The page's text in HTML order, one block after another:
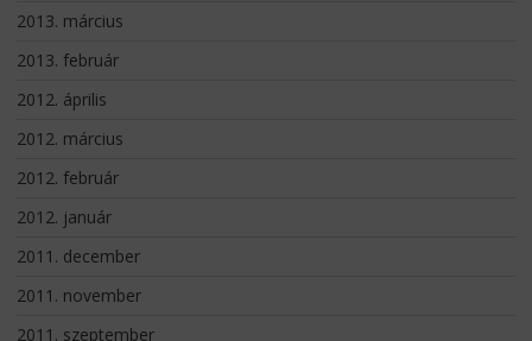
2013. március
2013. február
2012. április
2012. március
2012. február
2012. január
2011. december
2011. november
2011. szeptember